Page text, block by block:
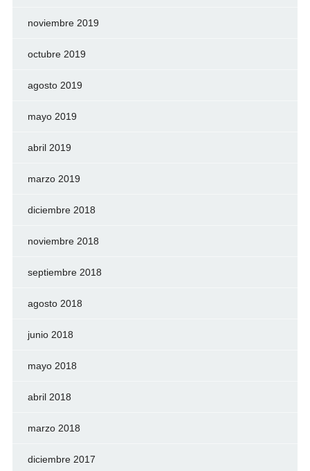
noviembre 2019
octubre 2019
agosto 2019
mayo 2019
abril 2019
marzo 2019
diciembre 2018
noviembre 2018
septiembre 2018
agosto 2018
junio 2018
mayo 2018
abril 2018
marzo 2018
diciembre 2017